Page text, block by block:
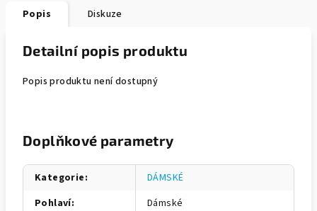
Popis Diskuze
Detailní popis produktu
Popis produktu není dostupný
Doplňkové parametry
Kategorie:
DÁMSKÉ
Pohlaví:
Dámské